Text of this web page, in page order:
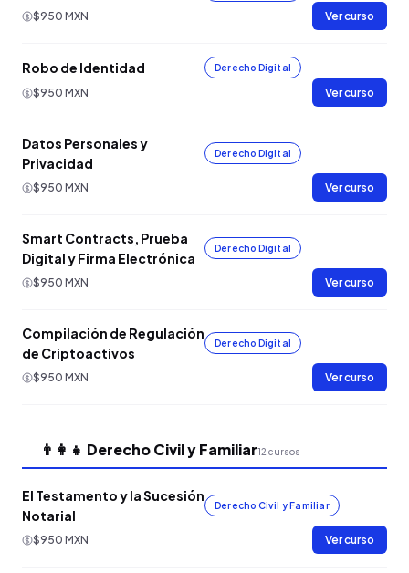
$950 MXN Ver curso
Robo de Identidad Derecho Digital
$950 MXN Ver curso
Datos Personales y
Privacidad
Derecho Digital
$950 MXN Ver curso
Smart Contracts, Prueba
Digital y Firma Electrónica
Derecho Digital
$950 MXN Ver curso
Compilación de Regulación
de Criptoactivos
Derecho Digital
$950 MXN Ver curso
👨‍👩‍👧 Derecho Civil y Familiar12 cursos
El Testamento y la Sucesión
Notarial
Derecho Civil y Familiar
$950 MXN Ver curso